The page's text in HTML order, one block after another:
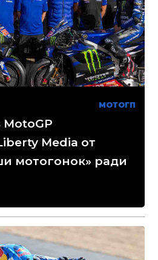
МОТОГП
MotoGP
Media от
мотогонок» ради